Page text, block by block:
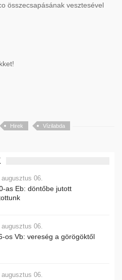
összecsapásának vesztesével
Hirek Vízilabda
augusztus 06.
as Eb: döntőbe jutott
augusztus 06.
os Vb: vereség a görögöktől
augusztus 06.